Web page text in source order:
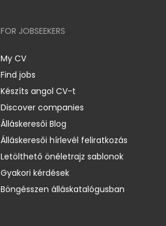
FOR JOBSEEKERS
My CV
Find jobs
Készíts angol CV-t
Discover companies
Álláskeresői Blog
Álláskeresői hírlevél feliratkozás
Letölthető önéletrajz sablonok
Gyakori kérdések
Böngésszen álláskatalógusban